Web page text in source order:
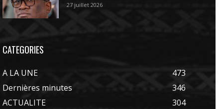
27 juillet 2026
CATEGORIES
A LA UNE
473
Dernières minutes
346
ACTUALITE
304